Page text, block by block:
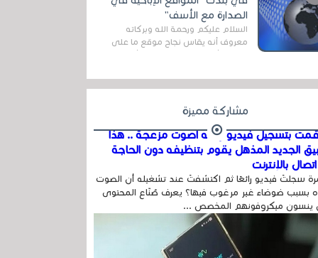
الصدارة مع الأسف"
السلام عليكم ورحمة الله وبركاته
معروف أنه يقاس نجاح موقع ما على
في...
مشاركة مميزة
بتسجيل فيديو وفيه أصوت مزعجة .. هذا
الجديد المذهل يقوم بتنظيفه دون الحاجة
بالإنترنت
سجلتَ فيديو رائعًا ثم اكتشفتَ عند تشغيله أن الصوت
بسبب ضوضاء غير مرغوب فيها؟ يعرف صُنّاع المحتوى
ينسون ميكروفونهم المخصص ...